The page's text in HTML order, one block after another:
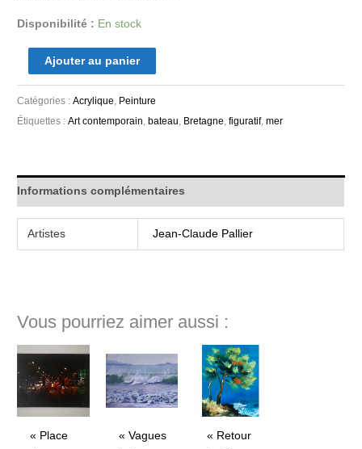
Disponibilité : En stock
Ajouter au panier
Catégories :Acrylique Peinture
Étiquettes :Art contemporain ,bateau Bretagne ,figuratif,mer
Informations complémentaires
Artistes Jean-Claude Pallier
Vous pourriez aimer aussi :
« Place
« Vagues
« Retour